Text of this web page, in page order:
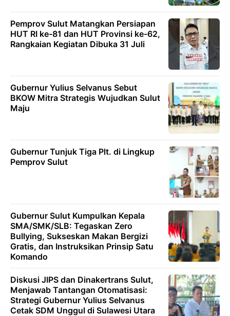
Pemprov Sulut Matangkan Persiapan
HUT RI ke-81 dan HUT Provinsi ke-62,
Rangkaian Kegiatan Dibuka 31 Juli
Gubernur Yulius Selvanus Sebut
BKOW Mitra Strategis Wujudkan Sulut
Maju
Gubernur Tunjuk Tiga Plt. di Lingkup
Pemprov Sulut
Gubernur Sulut Kumpulkan Kepala
SMA/SMK/SLB: Tegaskan Zero
Bullying, Sukseskan Makan Bergizi
Gratis, dan Instruksikan Prinsip Satu
Komando
Diskusi JIPS dan Dinakertrans Sulut,
Menjawab Tantangan Otomatisasi:
Strategi Gubernur Yulius Selvanus
Cetak SDM Unggul di Sulawesi Utara